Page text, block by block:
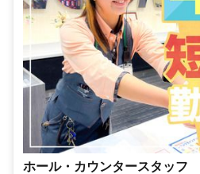
ホール・カウンタースタッフ